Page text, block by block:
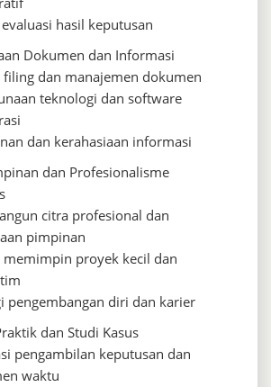
hasil keputusan
Dokumen dan Informasi
filing dan manajemen dokumen
teknologi dan software
dan kerahasiaan informasi
dan Profesionalisme
citra profesional dan
pimpinan
memimpin proyek kecil dan
pengembangan diri dan karier
dan Studi Kasus
pengambilan keputusan dan
waktu